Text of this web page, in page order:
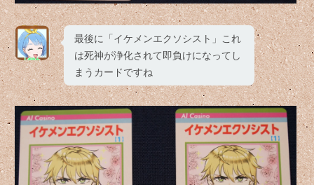
最後に「イケメンエクソシスト」これ
は死神が浄化されて即負けになってし
まうカードですね